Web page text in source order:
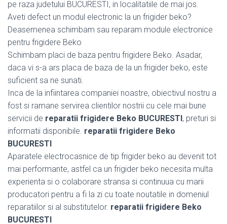
pe raza judetului BUCURESTI, in localitatiile de mai jos.
Aveti defect un modul electronic la un frigider beko?
Deasemenea schimbam sau reparam module electronice
pentru frigidere Beko
Schimbam placi de baza pentru frigidere Beko. Asadar,
daca vi s-a ars placa de baza de la un frigider beko, este
suficient sa ne sunati.
Inca de la infiintarea companiei noastre, obiectivul nostru a
fost si ramane servirea clientilor nostrii cu cele mai bune
servicii de reparatii frigidere Beko BUCURESTI, preturi si
informatii disponibile. reparatii frigidere Beko
BUCURESTI
Aparatele electrocasnice de tip frigider beko au devenit tot
mai performante, astfel ca un frigider beko necesita multa
experienta si o colaborare stransa si continuua cu marii
producatori pentru a fi la zi cu toate noutatile in domeniul
reparatiilor si al substitutelor. reparatii frigidere Beko
BUCURESTI